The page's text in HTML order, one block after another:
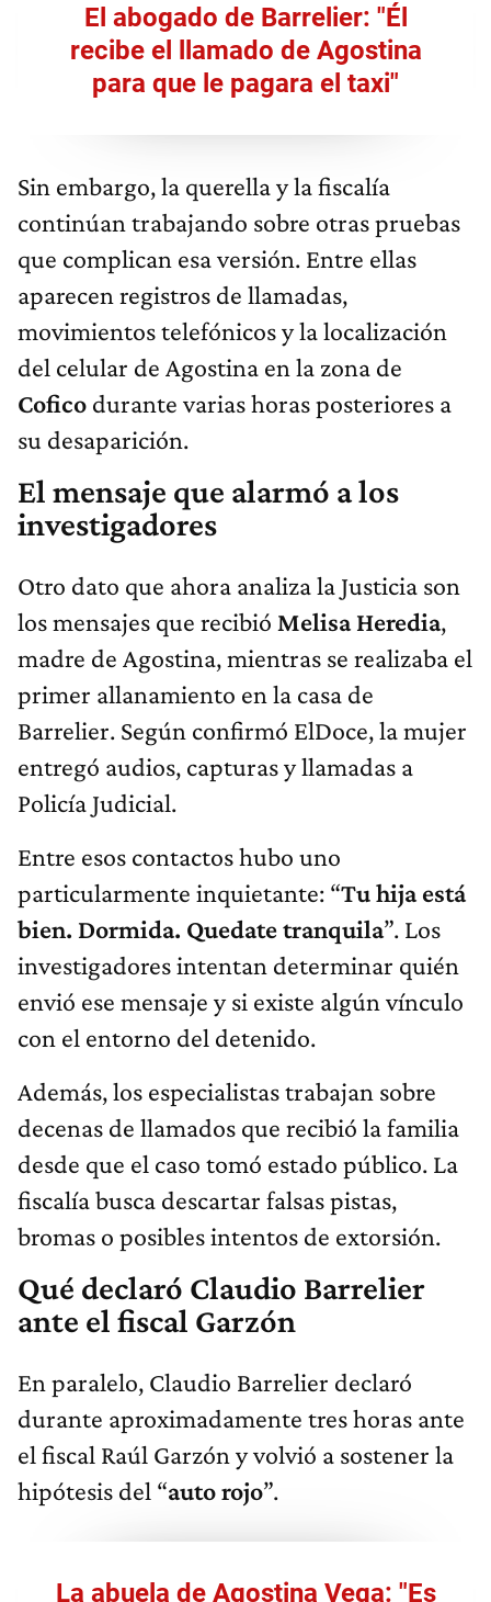
El abogado de Barrelier: "Él
recibe el llamado de Agostina
para que le pagara el taxi"
Sin embargo, la querella y la fiscalía
continúan trabajando sobre otras pruebas
que complican esa versión. Entre ellas
aparecen registros de llamadas,
movimientos telefónicos y la localización
del celular de Agostina en la zona de
Cofico durante varias horas posteriores a
su desaparición.
El mensaje que alarmó a los
investigadores
Otro dato que ahora analiza la Justicia son
los mensajes que recibió Melisa Heredia,
madre de Agostina, mientras se realizaba el
primer allanamiento en la casa de
Barrelier. Según confirmó ElDoce, la mujer
entregó audios, capturas y llamadas a
Policía Judicial.
Entre esos contactos hubo uno
particularmente inquietante: “Tu hija está
bien. Dormida. Quedate tranquila”. Los
investigadores intentan determinar quién
envió ese mensaje y si existe algún vínculo
con el entorno del detenido.
Además, los especialistas trabajan sobre
decenas de llamados que recibió la familia
desde que el caso tomó estado público. La
fiscalía busca descartar falsas pistas,
bromas o posibles intentos de extorsión.
Qué declaró Claudio Barrelier
ante el fiscal Garzón
En paralelo, Claudio Barrelier declaró
durante aproximadamente tres horas ante
el fiscal Raúl Garzón y volvió a sostener la
hipótesis del “auto rojo”.
La abuela de Agostina Vega: "Es